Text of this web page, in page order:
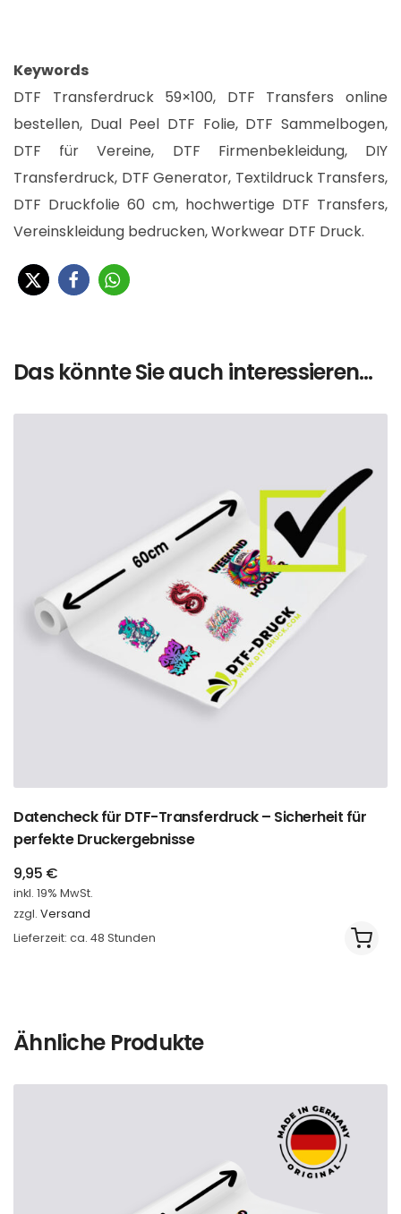
Keywords
DTF Transferdruck 59×100, DTF Transfers online
bestellen, Dual Peel DTF Folie, DTF Sammelbogen,
DTF für Vereine, DTF Firmenbekleidung, DIY
Transferdruck, DTF Generator, Textildruck Transfers,
DTF Druckfolie 60 cm, hochwertige DTF Transfers,
Vereinskleidung bedrucken, Workwear DTF Druck.
Das könnte Sie auch interessieren…
Datencheck für DTF-Transferdruck – Sicherheit für
perfekte Druckergebnisse
9,95 €
inkl. 19% MwSt.
zzgl. Versand
Lieferzeit: ca. 48 Stunden
Ähnliche Produkte